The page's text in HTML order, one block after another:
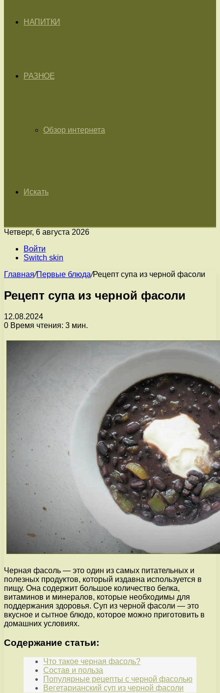
НАПИТКИ
РАЗНОЕ
Обзор интернета
Искать
Четверг, 6 августа 2026
Войти
Switch skin
Главная/Первые блюда/Рецепт супа из черной фасоли
Рецепт супа из черной фасоли
12.08.2024
0 Время чтения: 3 мин.
Черная фасоль — это один из самых питательных и
полезных продуктов, который издавна используется в
пищу. Она содержит большое количество белка,
витаминов и минералов, которые необходимы для
поддержания здоровья. Суп из черной фасоли — это
вкусное и сытное блюдо, которое можно приготовить в
домашних условиях.
Содержание статьи:
Что такое черная фасоль?
Состав и польза
Популярные рецепты с черной фасолью
Вегетарианский суп из черной фасоли